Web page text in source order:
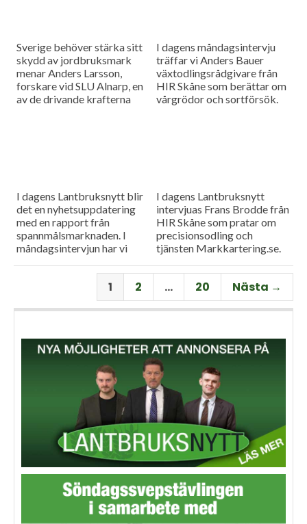
Sverige behöver stärka sitt
skydd av jordbruksmark
menar Anders Larsson,
forskare vid SLU Alnarp, en
av de drivande krafterna
I dagens måndagsintervju
träffar vi Anders Bauer
växtodlingsrådgivare från
HIR Skåne som berättar om
vårgrödor och sortförsök.
I dagens Lantbruksnytt blir
det en nyhetsuppdatering
med en rapport från
spannmålsmarknaden. I
måndagsintervjun har vi
Per Larsson som idag har
rollen som senior advisor på
I dagens Lantbruksnytt
intervjuas Frans Brodde från
HIR Skåne som pratar om
precisionsodling och
tjänsten Markkartering.se.
nyhetsuppdatering med en
rapport från
spannmålsmarknaden.
1 2 … 20 Nästa →